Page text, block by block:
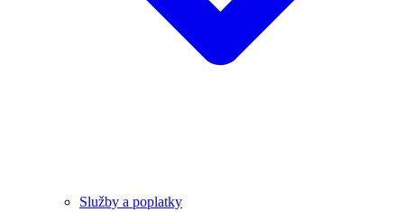
Služby a poplatky